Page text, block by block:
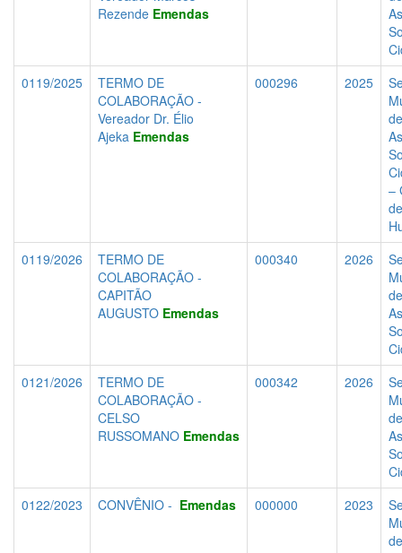
Rezende Emendas
0119/2025
TERMO DE
COLABORAÇÃO -
Vereador Dr. Élio
Ajeka Emendas
000296 2025
de
–
0119/2026
TERMO DE
COLABORAÇÃO -
CAPITÃO
AUGUSTO Emendas
000340 2026
de
0121/2026
TERMO DE
COLABORAÇÃO -
CELSO
RUSSOMANO Emendas
000342 2026
de
0122/2023
CONVÊNIO - Emendas 000000 2023